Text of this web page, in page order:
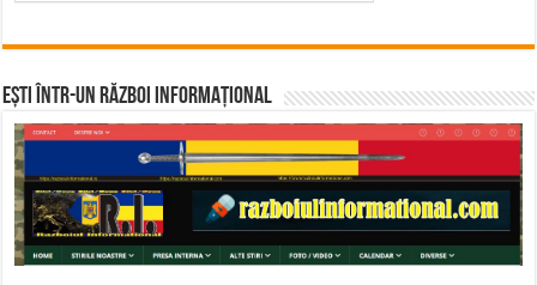
Ești într-un RĂZBOI INFORMAȚIONAL